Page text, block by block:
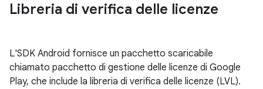
Libreria di verifica delle licenze
L'SDK Android fornisce un pacchetto scaricabile
chiamato pacchetto di gestione delle licenze di Google
Play, che include la libreria di verifica delle licenze (LVL).